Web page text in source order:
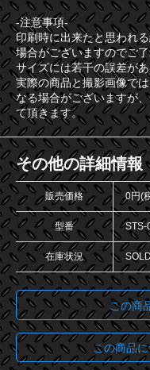
-注意事項-
印刷時に出来たと思われ
場合がございますのでご
サイズには若干の誤差が
実際の商品と撮影画像で
なる場合がございますが
て頂きます。
その他の詳細情報
販売価格 0円(
型番 STS-
在庫状況
この商
この商品